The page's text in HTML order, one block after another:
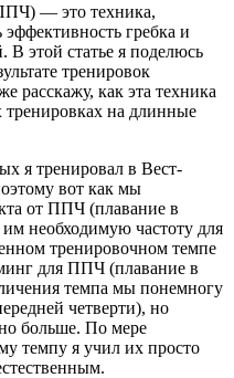
— это техника,
гребка и
В этой статье я поделюсь
тренировок
расскажу, как эта техника
на длинные
я тренировал в Вест-
вот как мы
от ППЧ (плавание в
необходимую частоту для
тренировочном темпе
для ППЧ (плавание в
темпа мы понемногу
четверти), но
больше. По мере
темпу я учил их просто